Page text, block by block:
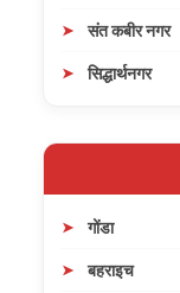
संत कबीर नगर
सिद्धार्थनगर
गोंडा
बहराइच